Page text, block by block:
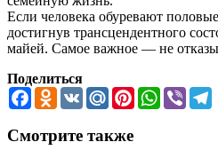
Если человека обуревают
достигнув трансцендентного
майей. Самое важное — не
Поделиться
FacebookOdnoklassniki
VK Mail.RuPinterestWhatsApp
Viber
Смотрите также